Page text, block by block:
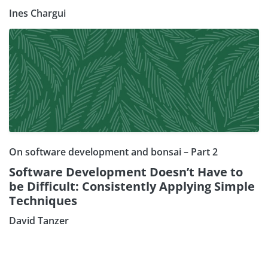
Ines Chargui
On software development and bonsai – Part 2
Software Development Doesn’t Have to
be Difficult: Consistently Applying Simple
Techniques
David Tanzer